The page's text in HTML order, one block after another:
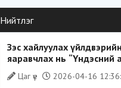
Нийтлэг
Зэс хайлуулах
яаравчлах нь “Үндэсний
байдал“-д эрсдэлтэй юу?
Цаг үе 2026-04-16